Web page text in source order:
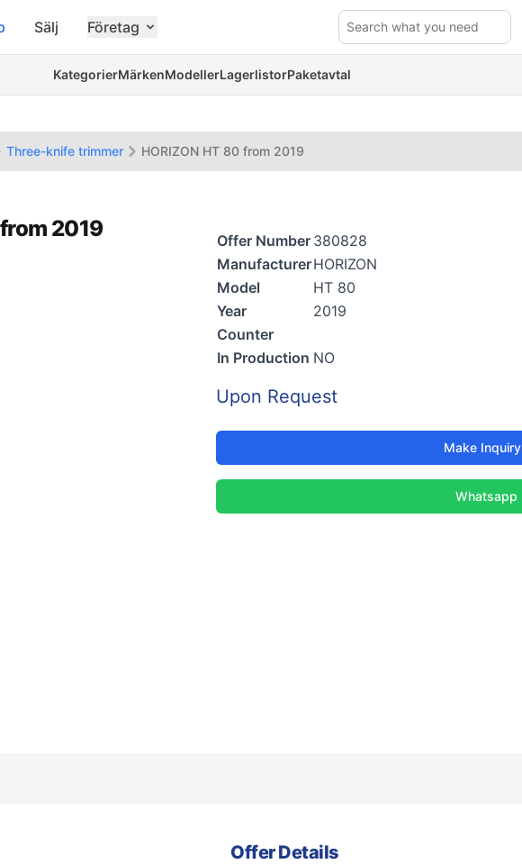
Search what you need
Sälj Företag
KategorierMärkenModellerLagerlistorPaketavtal
Three-knife trimmer HORIZON HT 80 from 2019
2019 Offer Number 380828
ManufacturerHORIZON
Model
HT 80
Year
2019
Counter
In Production NO
Upon Request
Make Inquiry
Whatsapp
Offer Details